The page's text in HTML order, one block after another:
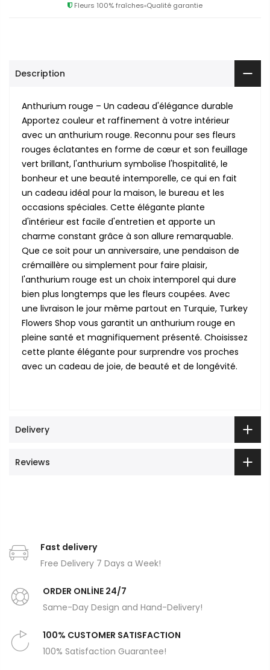
Fleurs 100% fraîches Qualité garantie
Description
Anthurium rouge – Un cadeau d'élégance durable
Apportez couleur et raffinement à votre intérieur
avec un anthurium rouge. Reconnu pour ses fleurs
rouges éclatantes en forme de cœur et son feuillage
vert brillant, l'anthurium symbolise l'hospitalité, le
bonheur et une beauté intemporelle, ce qui en fait
un cadeau idéal pour la maison, le bureau et les
occasions spéciales. Cette élégante plante
d'intérieur est facile d'entretien et apporte un
charme constant grâce à son allure remarquable.
Que ce soit pour un anniversaire, une pendaison de
crémaillère ou simplement pour faire plaisir,
l'anthurium rouge est un choix intemporel qui dure
bien plus longtemps que les fleurs coupées. Avec
une livraison le jour même partout en Turquie, Turkey
Flowers Shop vous garantit un anthurium rouge en
pleine santé et magnifiquement présenté. Choisissez
cette plante élégante pour surprendre vos proches
avec un cadeau de joie, de beauté et de longévité.
Delivery
Reviews
Fast delivery
Free Delivery 7 Days a Week!
ORDER ONLİNE 24/7
Same-Day Design and Hand-Delivery!
100% CUSTOMER SATISFACTION
100% Satisfaction Guarantee!